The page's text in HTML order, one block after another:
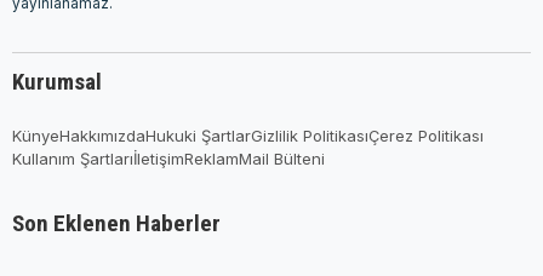
Kurumsal
KünyeHakkımızdaHukuki ŞartlarGizlilik PolitikasıÇerez Politikası
Kullanım ŞartlarıİletişimReklamMail Bülteni
Son Eklenen Haberler